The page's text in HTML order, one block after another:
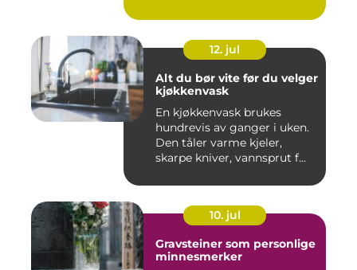
12. jul
Alt du bør vite før du velger
kjøkkenvask
En kjøkkenvask brukes
hundrevis av ganger i uken.
Den tåler varme kjeler,
skarpe kniver, vannsprut f...
10. jul
Gravsteiner som personlige
minnesmerker